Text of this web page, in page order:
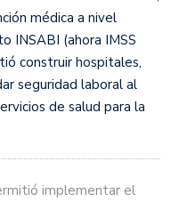
médica a nivel
INSABI (ahora IMSS
construir hospitales,
seguridad laboral al
de salud para la
implementar el